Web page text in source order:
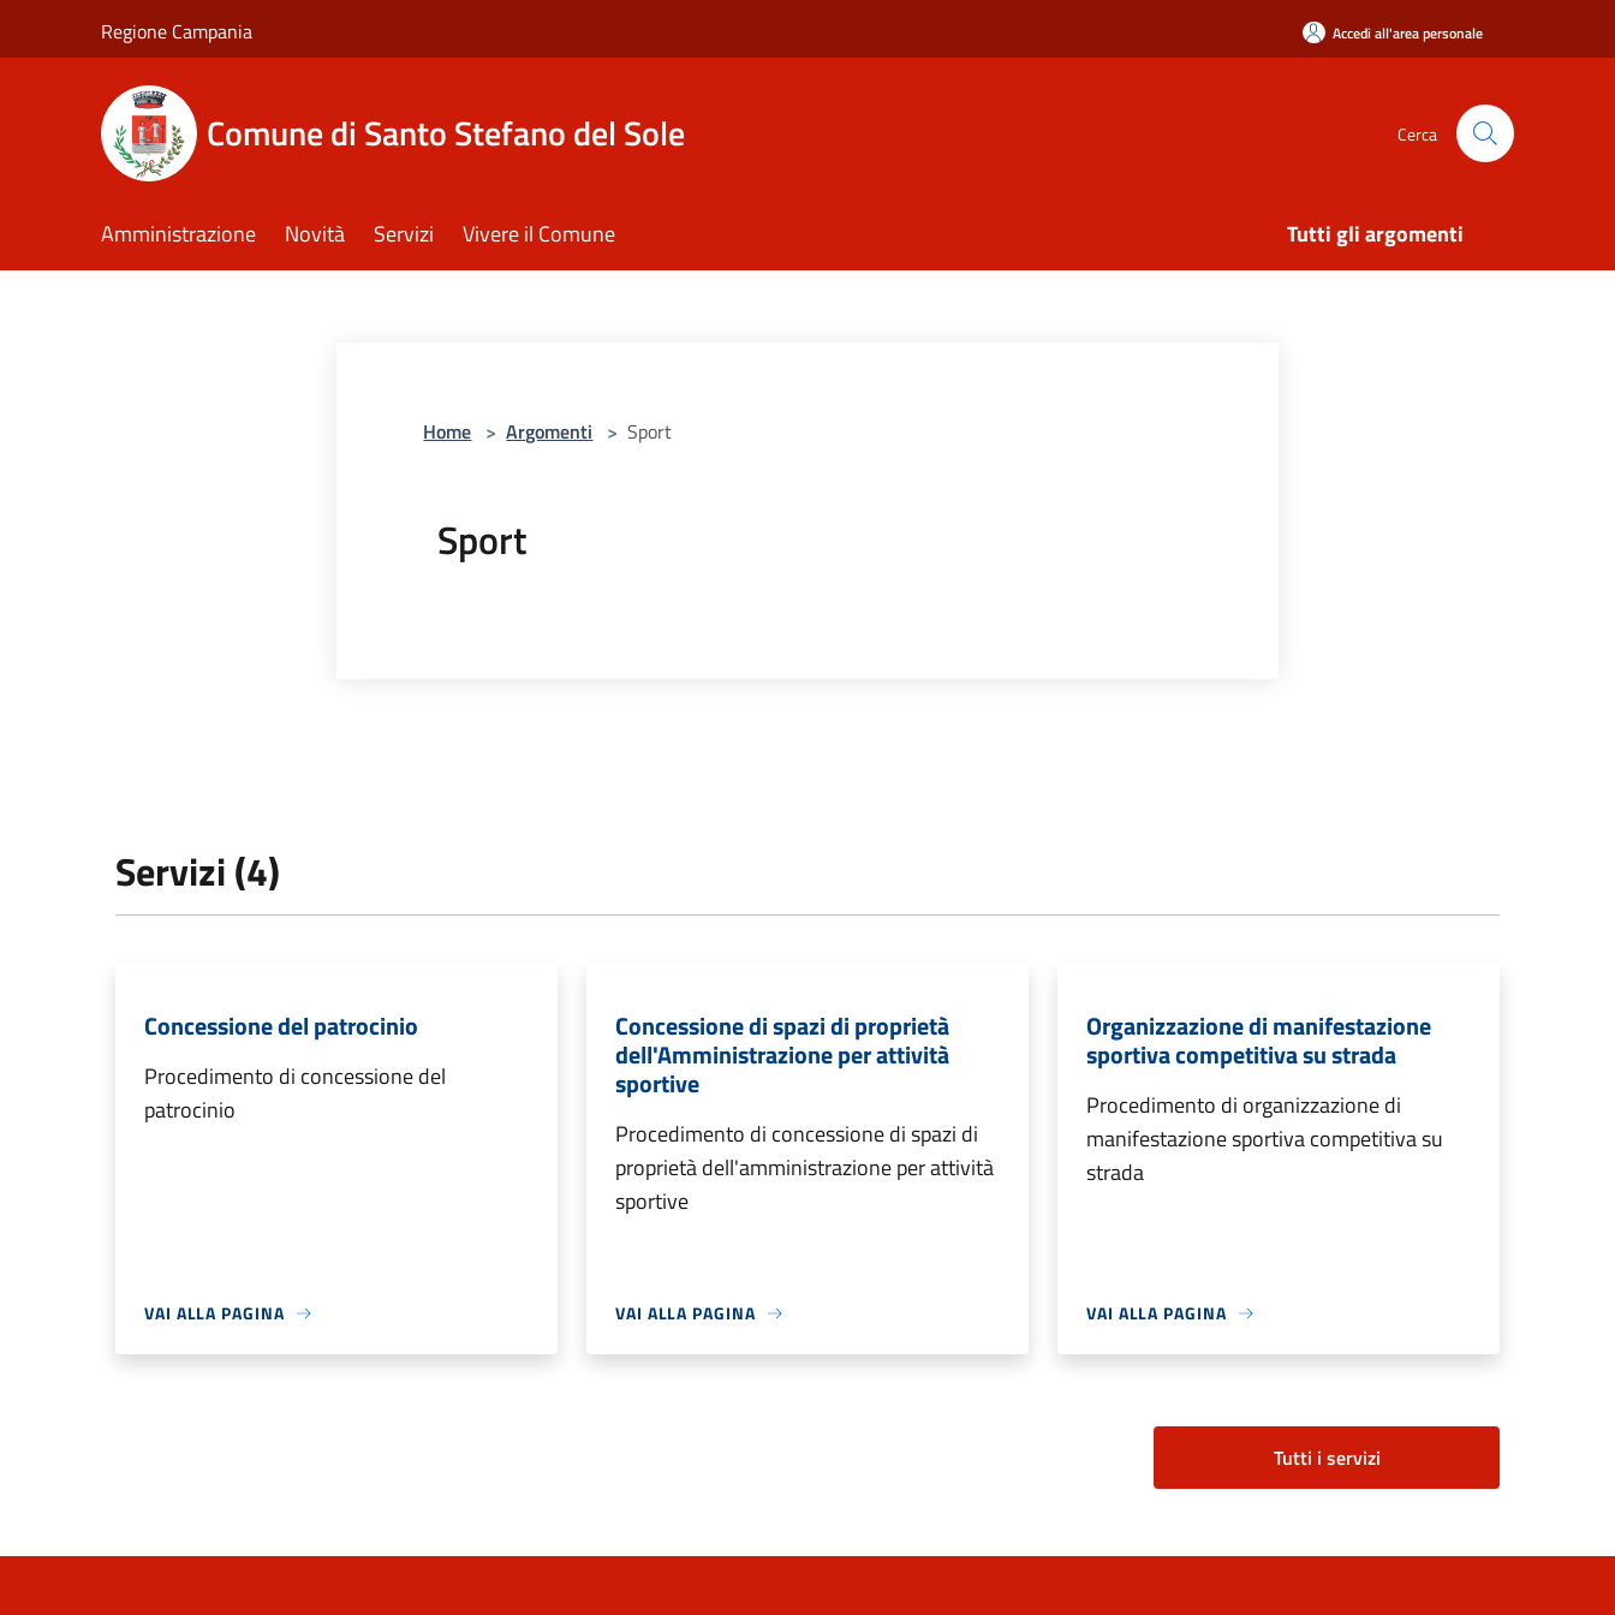
Regione Campania Accedi all'area personale
Comune di Santo Stefano del Sole Cerca
Amministrazione Novità Servizi Vivere il Comune Tutti gli argomenti
Home > Argomenti > Sport
Sport
Servizi (4)
Concessione del patrocinio
Procedimento di concessione del
patrocinio
VAI ALLA PAGINA
Concessione di spazi di proprietà
dell'Amministrazione per attività
sportive
Procedimento di concessione di spazi di
proprietà dell'amministrazione per attività
sportive
VAI ALLA PAGINA
Organizzazione di manifestazione
sportiva competitiva su strada
Procedimento di organizzazione di
manifestazione sportiva competitiva su
strada
VAI ALLA PAGINA
Tutti i servizi